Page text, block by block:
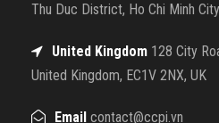
Thu Duc District, Ho Chi Minh
United Kingdom 128 City
United Kingdom, EC1V 2NX, UK
Email contact@ccpi.vn